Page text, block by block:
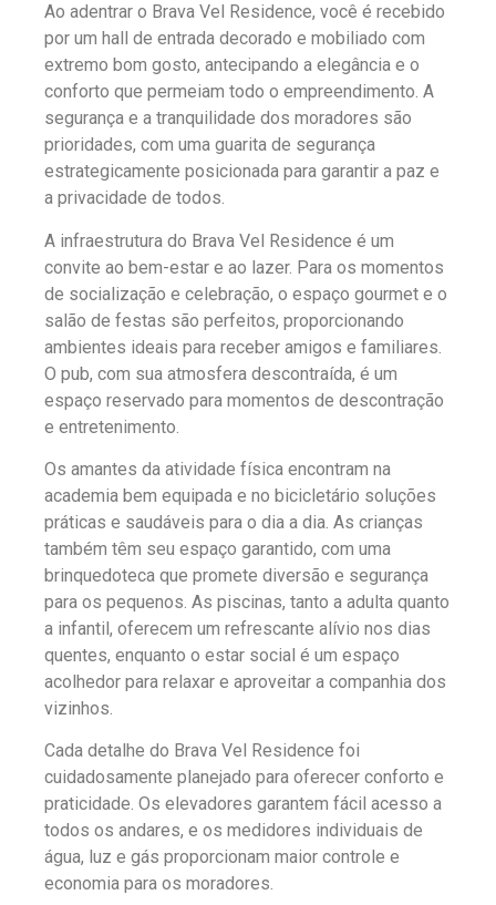
Ao adentrar o Brava Vel Residence, você é recebido
por um hall de entrada decorado e mobiliado com
extremo bom gosto, antecipando a elegância e o
conforto que permeiam todo o empreendimento. A
segurança e a tranquilidade dos moradores são
prioridades, com uma guarita de segurança
estrategicamente posicionada para garantir a paz e
a privacidade de todos.
A infraestrutura do Brava Vel Residence é um
convite ao bem-estar e ao lazer. Para os momentos
de socialização e celebração, o espaço gourmet e o
salão de festas são perfeitos, proporcionando
ambientes ideais para receber amigos e familiares.
O pub, com sua atmosfera descontraída, é um
espaço reservado para momentos de descontração
e entretenimento.
Os amantes da atividade física encontram na
academia bem equipada e no bicicletário soluções
práticas e saudáveis para o dia a dia. As crianças
também têm seu espaço garantido, com uma
brinquedoteca que promete diversão e segurança
para os pequenos. As piscinas, tanto a adulta quanto
a infantil, oferecem um refrescante alívio nos dias
quentes, enquanto o estar social é um espaço
acolhedor para relaxar e aproveitar a companhia dos
vizinhos.
Cada detalhe do Brava Vel Residence foi
cuidadosamente planejado para oferecer conforto e
praticidade. Os elevadores garantem fácil acesso a
todos os andares, e os medidores individuais de
água, luz e gás proporcionam maior controle e
economia para os moradores.